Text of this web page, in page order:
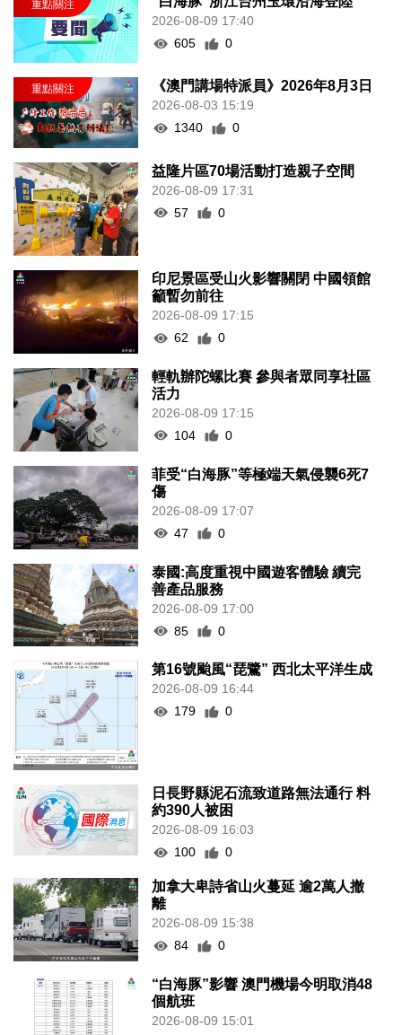
2026-08-09 17:40
605
0
《澳門講場特派員》2026年8月3日
2026-08-03 15:19
1340
0
益隆片區70場活動打造親子空間
2026-08-09 17:31
57
0
印尼景區受山火影響關閉 中國領館
籲暫勿前往
2026-08-09 17:15
62
0
輕軌辦陀螺比賽 參與者眾同享社區
活力
2026-08-09 17:15
104
0
菲受“白海豚”等極端天氣侵襲6死7
傷
2026-08-09 17:07
47
0
泰國:高度重視中國遊客體驗 續完
善產品服務
2026-08-09 17:00
85
0
第16號颱風“琵鷺” 西北太平洋生成
2026-08-09 16:44
179
0
日長野縣泥石流致道路無法通行 料
約390人被困
2026-08-09 16:03
100
0
加拿大卑詩省山火蔓延 逾2萬人撤
離
2026-08-09 15:38
84
0
“白海豚”影響 澳門機場今明取消48
個航班
2026-08-09 15:01